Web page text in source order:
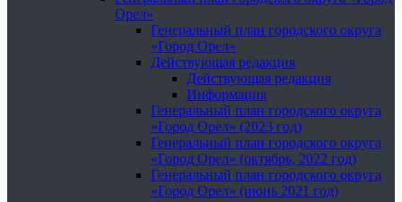
Орел»
Генеральный план городского округа
«Город Орел»
Действующая редакция
Действующая редакция
Информация
Генеральный план городского округа
«Город Орел» (2023 год)
Генеральный план городского округа
«Город Орел» (октябрь, 2022 год)
Генеральный план городского округа
«Город Орел» (июнь 2021 год)